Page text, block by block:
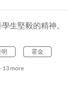
生堅毅的精神。
明 霍金
13 more